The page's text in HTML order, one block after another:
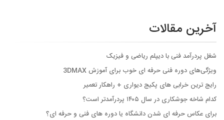
آخرین مقالات
شغل پردرآمد فنی با دیپلم ریاضی و فیزیک
ویژگی‌های دوره فنی حرفه ای خوب برای آموزش 3DMAX
رایج ترین خرابی های پکیج دیواری + راهکار تعمیر
کدام شاخه جوشکاری در سال ۱۴۰۵ پردرآمدتر است؟
برای عکاس حرفه ای شدن دانشگاه یا دوره های فنی و حرفه ای؟َ